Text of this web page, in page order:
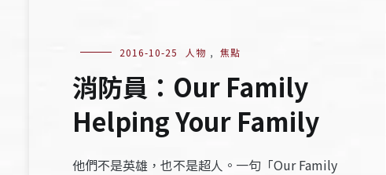
2016-10-25 人物 , 焦點
消防員：Our Family
Helping Your Family
他們不是英雄，也不是超人。一句「Our Family